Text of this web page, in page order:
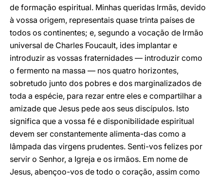
de formação espiritual. Minhas queridas Irmãs, devido
à vossa origem, representais quase trinta países de
todos os continentes; e, segundo a vocação de Irmão
universal de Charles Foucault, ides implantar e
introduzir as vossas fraternidades — introduzir como
o fermento na massa — nos quatro horizontes,
sobretudo junto dos pobres e dos marginalizados de
toda a espécie, para rezar entre eles e compartilhar a
amizade que Jesus pede aos seus discípulos. Isto
significa que a vossa fé e disponibilidade espiritual
devem ser constantemente alimenta-das como a
lâmpada das virgens prudentes. Senti-vos felizes por
servir o Senhor, a Igreja e os irmãos. Em nome de
Jesus, abençoo-vos de todo o coração, assim como